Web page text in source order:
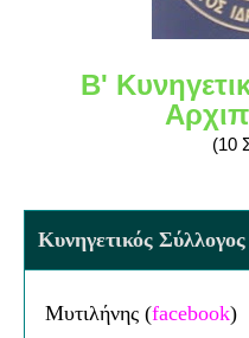
Β'
(10
Κυνηγετικός Σύλλογος
Μυτιλήνης (facebook)